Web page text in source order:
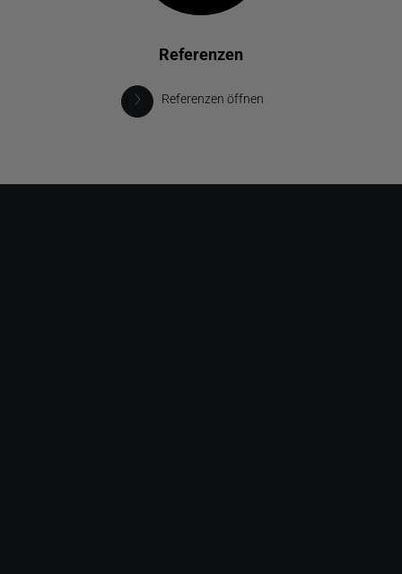
Referenzen
Referenzen öffnen